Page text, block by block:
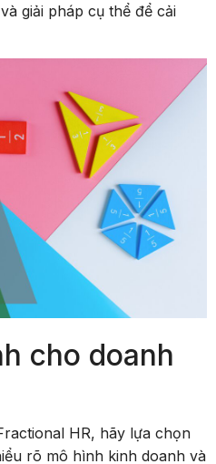
giải pháp cụ thể để cải
cho doanh
HR, hãy lựa chọn
rõ mô hình kinh doanh và